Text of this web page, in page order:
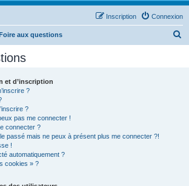
Connexion
Inscription
aux questions
et d’inscription
?
?
pas me connecter !
connecter ?
passé mais ne peux à présent plus me connecter ?!
!
automatiquement ?
cookies » ?